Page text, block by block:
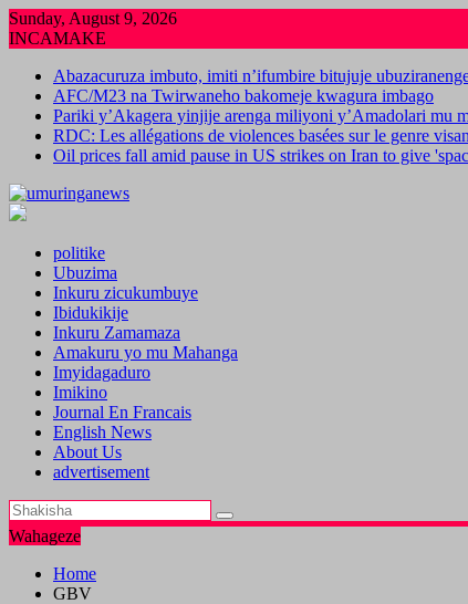
Skip
to
Sunday, August 9, 2026
INCAMAKE
Abazacuruza imbuto, imiti n’ifumbire bitujuje
AFC/M23 na Twirwaneho bakomeje kwagura imbago
Pariki y’Akagera yinjije arenga miliyoni y’Amadolari mu
RDC: Les allégations de violences basées sur le genre
Oil prices fall amid pause in US strikes on Iran to give
politike
Ubuzima
Inkuru zicukumbuye
Ibidukikije
Inkuru Zamamaza
Amakuru yo mu Mahanga
Imyidagaduro
Imikino
Journal En Francais
English News
About Us
advertisement
Wahageze
Home
GBV